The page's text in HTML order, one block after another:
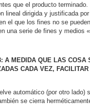
que el producto
lineal dirigida y justificada
el que los fines no se
una serie de fines y medios
A MEDIDA QUE LAS COSA
CADA VEZ,
automático (por otro lado)
se cierra